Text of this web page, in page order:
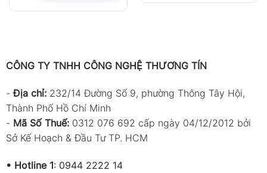
CÔNG TY TNHH CÔNG NGHỆ THƯƠNG TÍN
-Địa chỉ: 232/14 Đường Số 9, phường Thông Tây Hội,
Thành Phố Hồ Chí Minh
- Mã Số Thuế: 0312 076 692 cấp ngày 04/12/2012 bởi
Sở Kế Hoạch & Đầu Tư TP. HCM
• Hotline 1: 0944 2222 14